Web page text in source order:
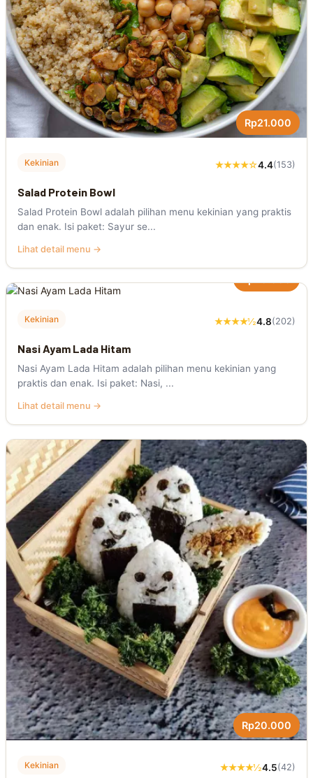
Rp21.000
Kekinian ★★★★☆4.4(153)
Salad Protein Bowl
Salad Protein Bowl adalah pilihan menu kekinian yang praktis
dan enak. Isi paket: Sayur se...
Lihat detail menu →
Kekinian ★★★★½4.8(202)
Nasi Ayam Lada Hitam
Nasi Ayam Lada Hitam adalah pilihan menu kekinian yang
praktis dan enak. Isi paket: Nasi, ...
Lihat detail menu →
Rp20.000
Kekinian ★★★★½4.5(42)